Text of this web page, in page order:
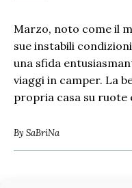
Marzo, noto come il mese più pazzo dell’anno per le
sue instabili
una sfida
viaggi in camper. La
propria casa su
By SaBriNa